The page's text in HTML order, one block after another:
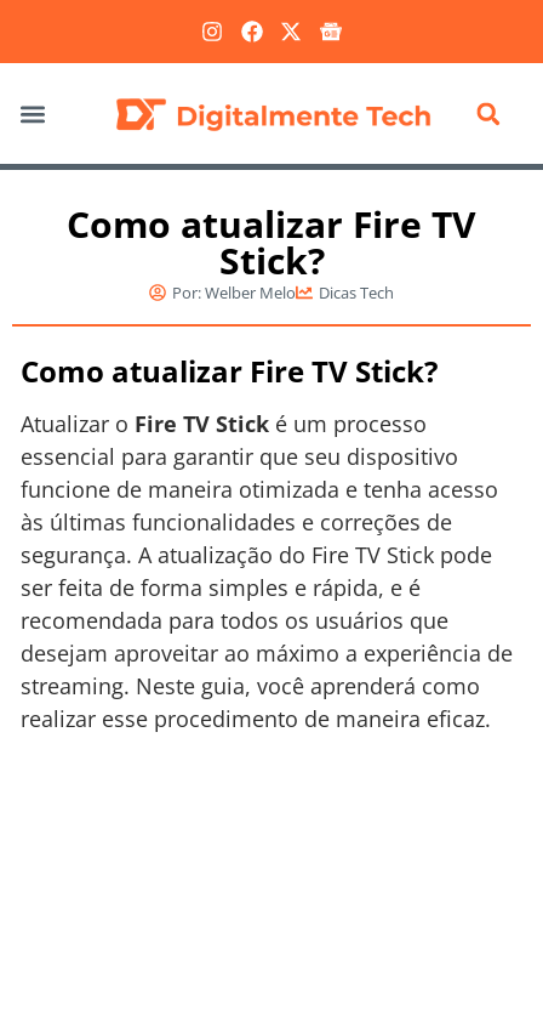
Como atualizar Fire TV
Stick?
Por:Welber Melo Dicas Tech
Como atualizar Fire TV Stick?
Atualizar o Fire TV Stick é um processo
essencial para garantir que seu dispositivo
funcione de maneira otimizada e tenha acesso
às últimas funcionalidades e correções de
segurança. A atualização do Fire TV Stick pode
ser feita de forma simples e rápida, e é
recomendada para todos os usuários que
desejam aproveitar ao máximo a experiência de
streaming. Neste guia, você aprenderá como
realizar esse procedimento de maneira eficaz.